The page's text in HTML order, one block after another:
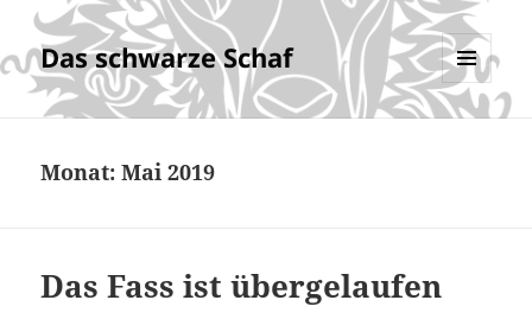
Das schwarze Schaf
MENÜ
UND
Monat:Mai 2019
Das Fass ist übergelaufen